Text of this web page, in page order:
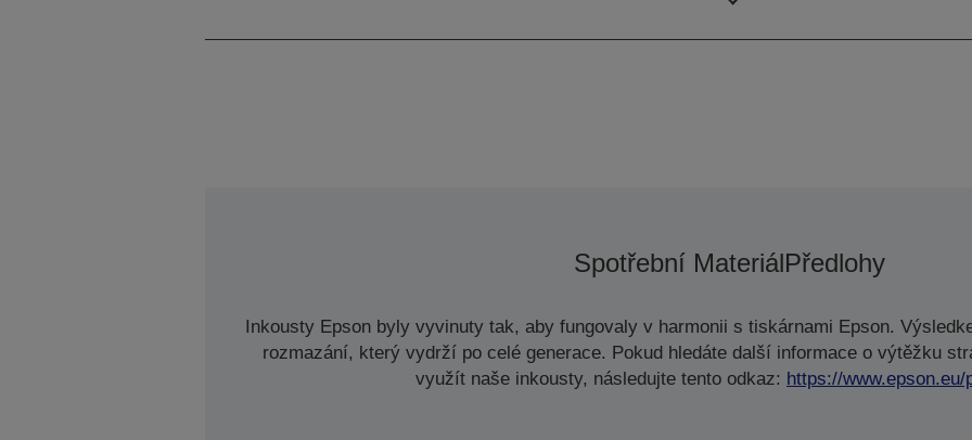
Spotřební MateriálPředlohy
Inkousty Epson byly vyvinuty tak, aby fungovaly v harmonii s tiskárnami Epson.
rozmazání, který vydrží po celé generace. Pokud hledáte další informace o výtěžku
využít naše inkousty, následujte tento odkaz: https://www.epson.eu/